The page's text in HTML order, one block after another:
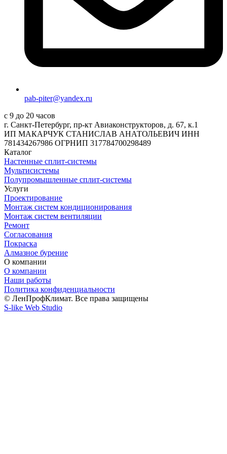
pab-piter@yandex.ru
с 9 до 20 часов
г. Санкт-Петербург, пр-кт Авиаконструкторов, д. 67, к.1
ИП МАКАРЧУК СТАНИСЛАВ АНАТОЛЬЕВИЧ ИНН
781434267986 ОГРНИП 317784700298489
Каталог
Настенные сплит-системы
Мультисистемы
Полупромышленные сплит-системы
Услуги
Проектирование
Монтаж систем кондиционирования
Монтаж систем вентиляции
Ремонт
Согласования
Покраска
Алмазное бурение
О компании
О компании
Наши работы
Политика конфиденциальности
© ЛенПрофКлимат. Все права защищены
S-like Web Studio